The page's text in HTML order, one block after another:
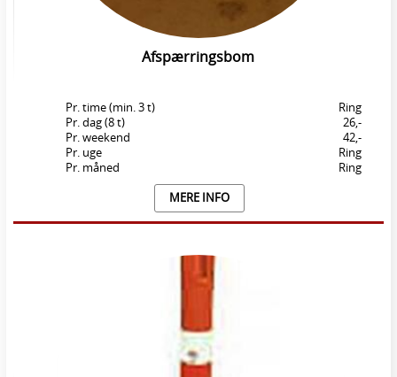
Afspærringsbom
Pr. time (min. 3 t)
Ring
Pr. dag (8 t)
26,-
Pr. weekend
42,-
Pr. uge
Ring
Pr. måned
Ring
MERE INFO